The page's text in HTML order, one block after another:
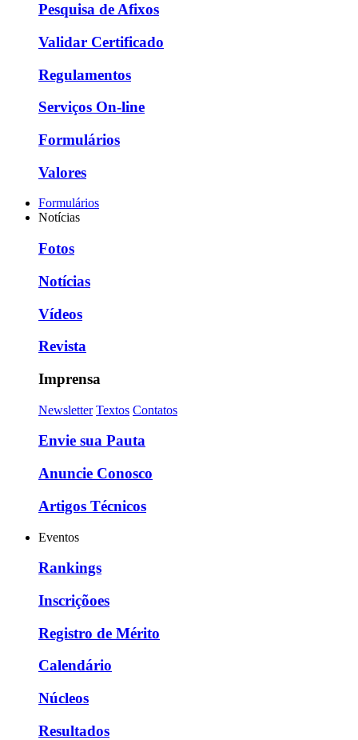
Pesquisa de Afixos
Validar Certificado
Regulamentos
Serviços On-line
Formulários
Valores
Formulários
Notícias
Fotos
Notícias
Vídeos
Revista
Imprensa
Newsletter Textos Contatos
Envie sua Pauta
Anuncie Conosco
Artigos Técnicos
Eventos
Rankings
Inscriçõoes
Registro de Mérito
Calendário
Núcleos
Resultados